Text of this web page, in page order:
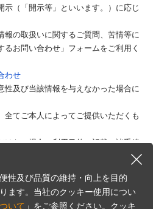
示（「開示等」といいます。）に応じ
の取扱いに関するご質問、苦情等に
お問い合わせ」フォームをご利用く
わせ
性及び当該情報を与えなかった場合に
てご本人によってご提供いただくも
ない場合、利用目的に記載の諸手続
しています。詳細は下記「クッキー
ください。
性及び品質の維持・向上を目的
ます。当社のクッキー使用につい
いて 」をご参照ください。クッキ